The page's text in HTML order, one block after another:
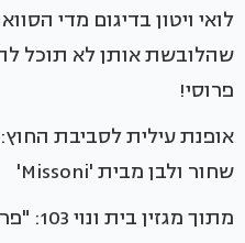
לואי ויטון בדיגום מדי
שהלובשת אותן לא תוכל
פרוסי!
אופנת עילית לסביבת החוץ:
שחור ולבן מבית 'Missoni'
מתוך מגזין בית ונוי 103: "פריז מדברת עיצוב"